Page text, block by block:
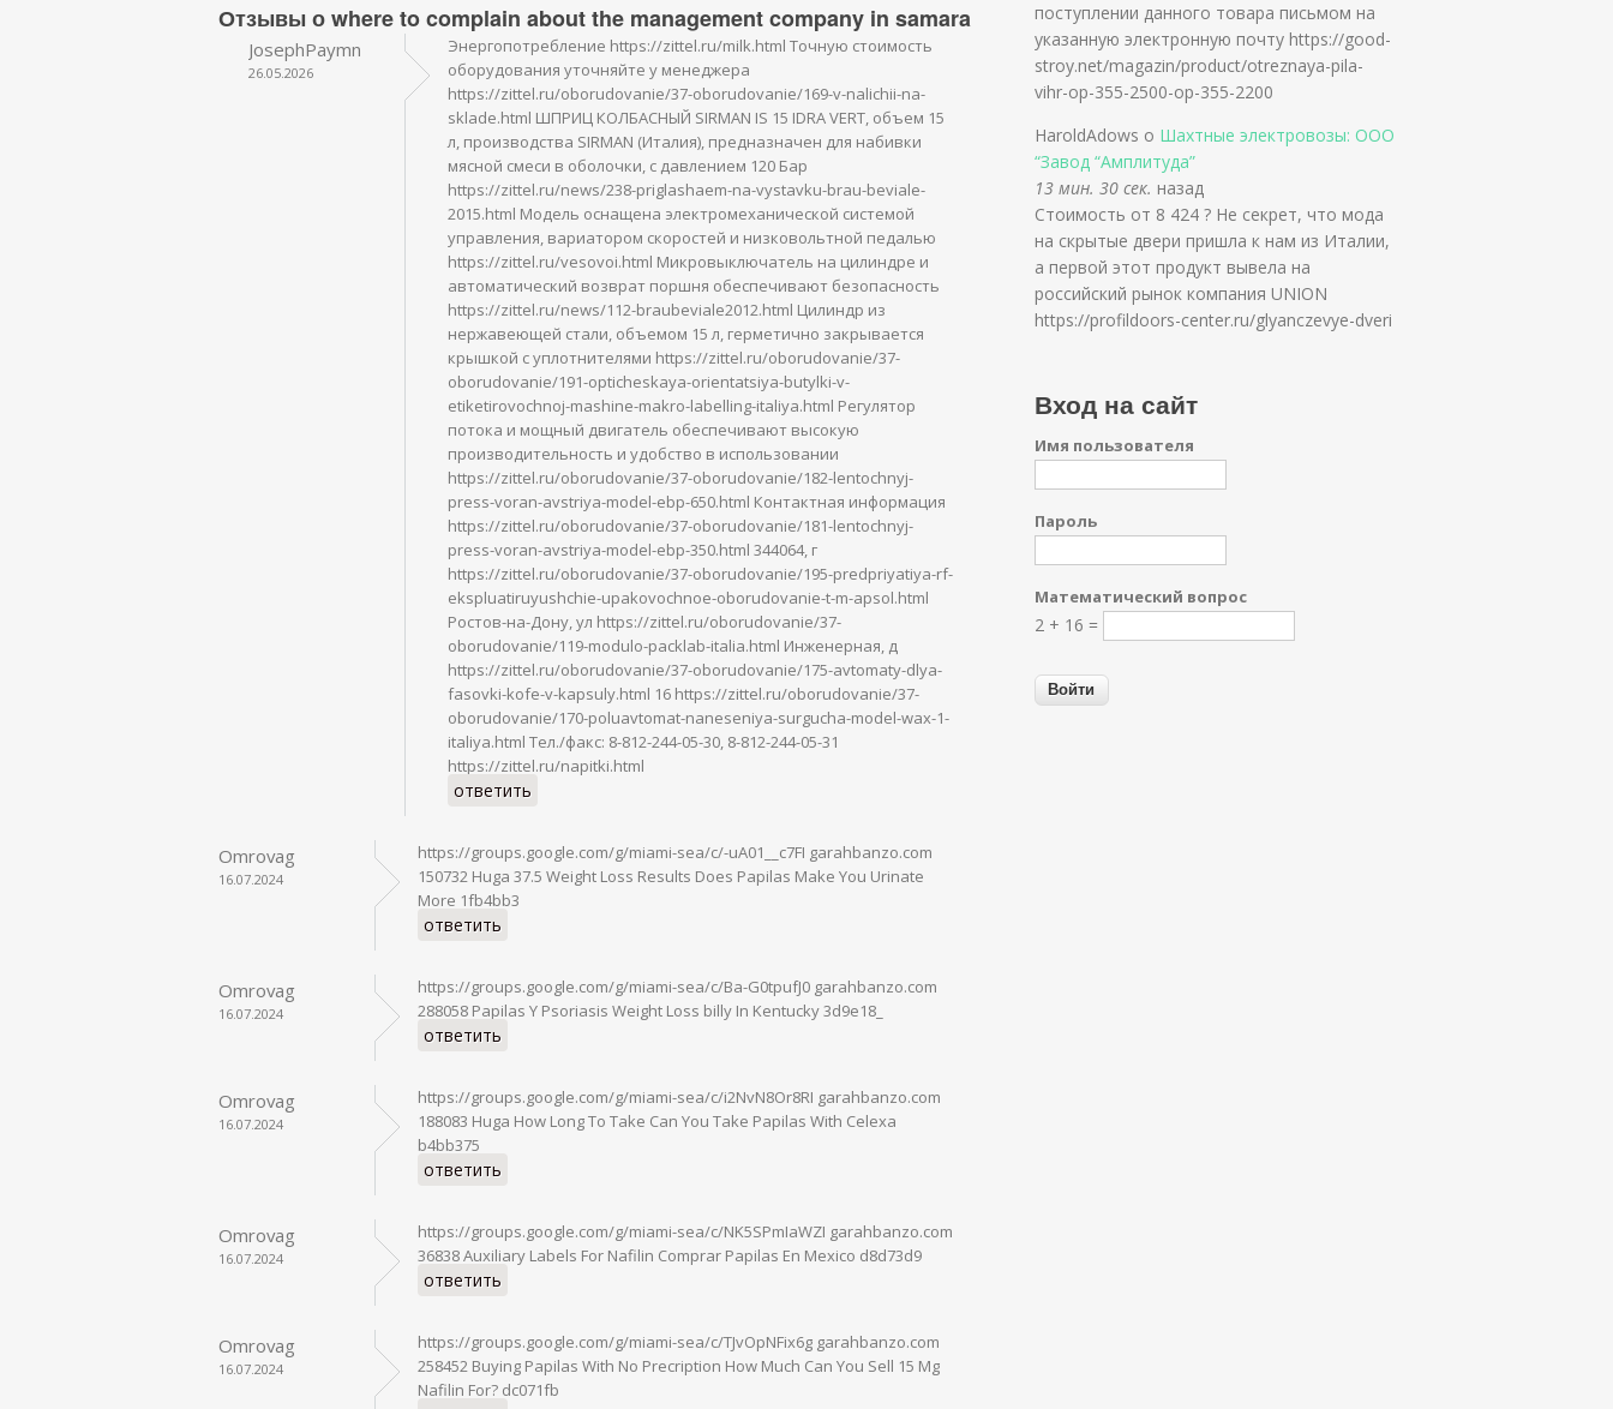
Отзывы о where to complain about the management company in samara
JosephPaymn
26.05.2026
Энергопотребление https://zittel.ru/milk.html Точную стоимость
оборудования уточняйте у менеджера
https://zittel.ru/oborudovanie/37-oborudovanie/169-v-nalichii-na-
sklade.html ШПРИЦ КОЛБАСНЫЙ SIRMAN IS 15 IDRA VERT, объем 15
л, производства SIRMAN (Италия), предназначен для набивки
мясной смеси в оболочки, с давлением 120 Бар
https://zittel.ru/news/238-priglashaem-na-vystavku-brau-beviale-
2015.html Модель оснащена электромеханической системой
управления, вариатором скоростей и низковольтной педалью
https://zittel.ru/vesovoi.html Микровыключатель на цилиндре и
автоматический возврат поршня обеспечивают безопасность
https://zittel.ru/news/112-braubeviale2012.html Цилиндр из
нержавеющей стали, объемом 15 л, герметично закрывается
крышкой с уплотнителями https://zittel.ru/oborudovanie/37-
oborudovanie/191-opticheskaya-orientatsiya-butylki-v-
etiketirovochnoj-mashine-makro-labelling-italiya.html Регулятор
потока и мощный двигатель обеспечивают высокую
производительность и удобство в использовании
https://zittel.ru/oborudovanie/37-oborudovanie/182-lentochnyj-
press-voran-avstriya-model-ebp-650.html Контактная информация
https://zittel.ru/oborudovanie/37-oborudovanie/181-lentochnyj-
press-voran-avstriya-model-ebp-350.html 344064, г
https://zittel.ru/oborudovanie/37-oborudovanie/195-predpriyatiya-rf-
ekspluatiruyushchie-upakovochnoe-oborudovanie-t-m-apsol.html
Ростов-на-Дону, ул https://zittel.ru/oborudovanie/37-
oborudovanie/119-modulo-packlab-italia.html Инженерная, д
https://zittel.ru/oborudovanie/37-oborudovanie/175-avtomaty-dlya-
fasovki-kofe-v-kapsuly.html 16 https://zittel.ru/oborudovanie/37-
oborudovanie/170-poluavtomat-naneseniya-surgucha-model-wax-1-
italiya.html Тел./факс: 8-812-244-05-30, 8-812-244-05-31
https://zittel.ru/napitki.html
ответить
Omrovag
16.07.2024
https://groups.google.com/g/miami-sea/c/-uA01__c7FI garahbanzo.com
150732 Huga 37.5 Weight Loss Results Does Papilas Make You Urinate
More 1fb4bb3
ответить
Omrovag
16.07.2024
https://groups.google.com/g/miami-sea/c/Ba-G0tpufJ0 garahbanzo.com
288058 Papilas Y Psoriasis Weight Loss billy In Kentucky 3d9e18_
ответить
Omrovag
16.07.2024
https://groups.google.com/g/miami-sea/c/i2NvN8Or8RI garahbanzo.com
188083 Huga How Long To Take Can You Take Papilas With Celexa
b4bb375
ответить
Omrovag
16.07.2024
https://groups.google.com/g/miami-sea/c/NK5SPmIaWZI garahbanzo.com
36838 Auxiliary Labels For Nafilin Comprar Papilas En Mexico d8d73d9
ответить
Omrovag
16.07.2024
https://groups.google.com/g/miami-sea/c/TJvOpNFix6g garahbanzo.com
258452 Buying Papilas With No Precription How Much Can You Sell 15 Mg
Nafilin For? dc071fb
поступлении данного товара письмом на
указанную электронную почту https://good-
stroy.net/magazin/product/otreznaya-pila-
vihr-op-355-2500-op-355-2200
HaroldAdows о Шахтные электровозы: ООО
“Завод “Амплитуда”
13 мин. 30 сек. назад
Стоимость от 8 424 ? Не секрет, что мода
на скрытые двери пришла к нам из Италии,
а первой этот продукт вывела на
российский рынок компания UNION
https://profildoors-center.ru/glyanczevye-dveri
Вход на сайт
Имя пользователя
Пароль
Математический вопрос
2 + 16 =